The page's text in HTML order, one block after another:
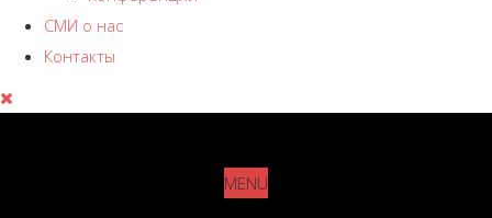
СМИ о нас
Контакты
MENU